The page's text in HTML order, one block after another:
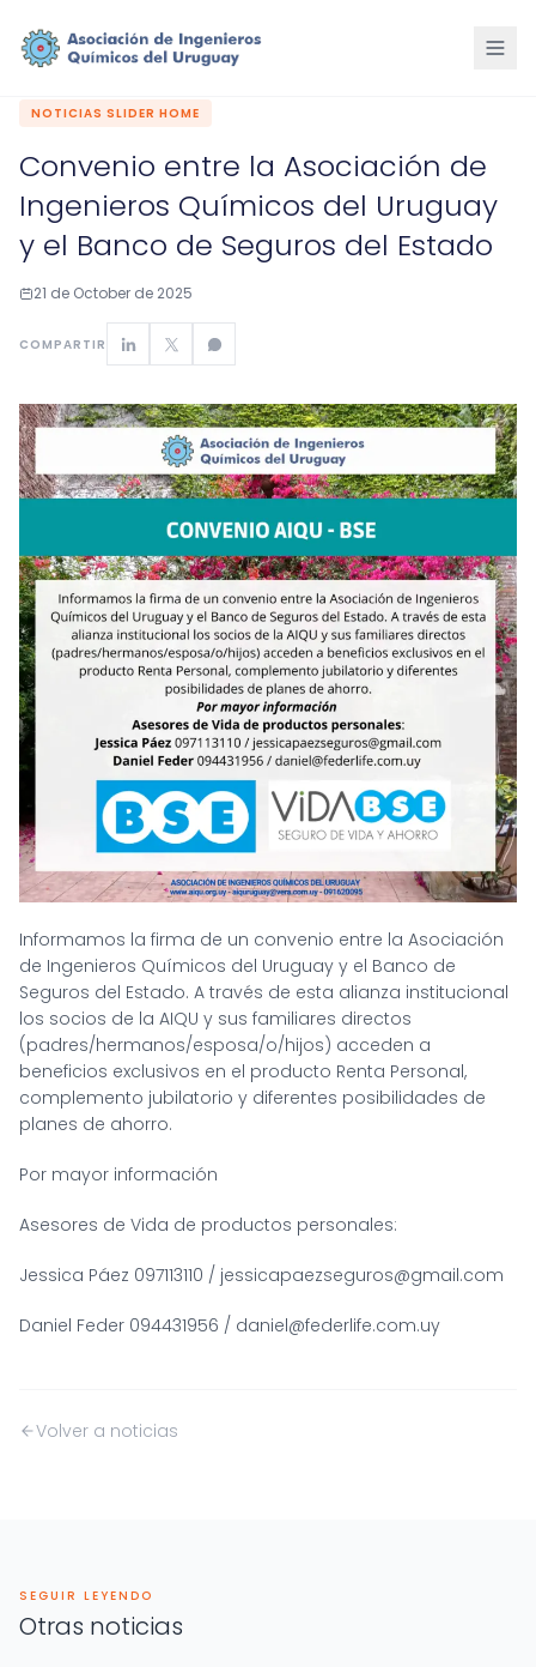
NOTICIAS SLIDER HOME
Convenio entre la Asociación de
Ingenieros Químicos del Uruguay
y el Banco de Seguros del Estado
21 de October de 2025
COMPARTIR
Informamos la firma de un convenio entre la Asociación
de Ingenieros Químicos del Uruguay y el Banco de
Seguros del Estado. A través de esta alianza institucional
los socios de la AIQU y sus familiares directos
(padres/hermanos/esposa/o/hijos) acceden a
beneficios exclusivos en el producto Renta Personal,
complemento jubilatorio y diferentes posibilidades de
planes de ahorro.
Por mayor información
Asesores de Vida de productos personales:
Jessica Páez 097113110 / jessicapaezseguros@gmail.com
Daniel Feder 094431956 / daniel@federlife.com.uy
Volver a noticias
SEGUIR LEYENDO
Otras noticias